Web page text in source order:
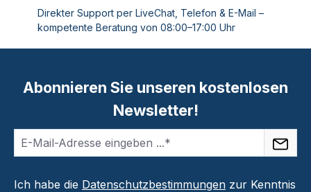
Direkter Support per LiveChat, Telefon & E-Mail –
kompetente Beratung von 08:00–17:00 Uhr
Abonnieren Sie unseren kostenlosen
Newsletter!
Ich habe die Datenschutzbestimmungen zur Kenntnis